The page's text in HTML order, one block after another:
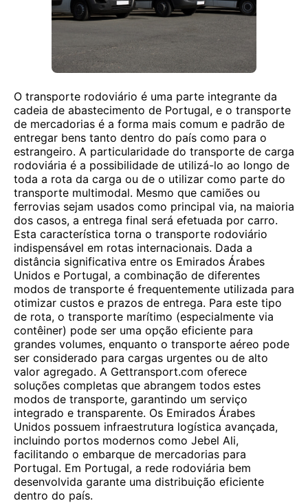
O transporte rodoviário é uma parte integrante da
cadeia de abastecimento de Portugal, e o transporte
de mercadorias é a forma mais comum e padrão de
entregar bens tanto dentro do país como para o
estrangeiro. A particularidade do transporte de carga
rodoviária é a possibilidade de utilizá-lo ao longo de
toda a rota da carga ou de o utilizar como parte do
transporte multimodal. Mesmo que camiões ou
ferrovias sejam usados como principal via, na maioria
dos casos, a entrega final será efetuada por carro.
Esta característica torna o transporte rodoviário
indispensável em rotas internacionais. Dada a
distância significativa entre os Emirados Árabes
Unidos e Portugal, a combinação de diferentes
modos de transporte é frequentemente utilizada para
otimizar custos e prazos de entrega. Para este tipo
de rota, o transporte marítimo (especialmente via
contêiner) pode ser uma opção eficiente para
grandes volumes, enquanto o transporte aéreo pode
ser considerado para cargas urgentes ou de alto
valor agregado. A Gettransport.com oferece
soluções completas que abrangem todos estes
modos de transporte, garantindo um serviço
integrado e transparente. Os Emirados Árabes
Unidos possuem infraestrutura logística avançada,
incluindo portos modernos como Jebel Ali,
facilitando o embarque de mercadorias para
Portugal. Em Portugal, a rede rodoviária bem
desenvolvida garante uma distribuição eficiente
dentro do país.